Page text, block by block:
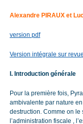
Alexandre PIRAUX et
version pdf
Version intégrale sur
I. Introduction générale
Pour la première fois,
ambivalente par nature
destruction. Comme on le
l’administration fiscale ,